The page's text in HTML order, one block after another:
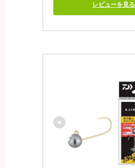
レビューを見る